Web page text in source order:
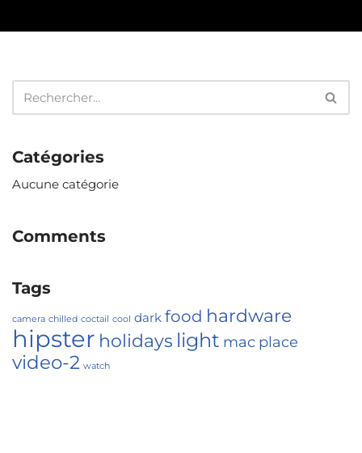
Catégories
Aucune catégorie
Comments
Tags
camera chilled coctail cool dark food hardware
hipster holidays light mac place
video-2 watch